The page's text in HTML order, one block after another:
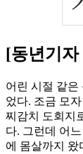
[동년기
어린 시절 같은
었다. 조금 모
찌감치 도회지
다. 그런데 어
에 몸살까지 왔